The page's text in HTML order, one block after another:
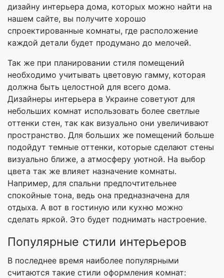
дизайну интерьера дома, которых можно найти на
нашем сайте, вы получите хорошо
спроектированные комнаты, где расположение
каждой детали будет продумано до мелочей.
Так же при планировании стиля помещений
необходимо учитывать цветовую гамму, которая
должна быть целостной для всего дома.
Дизайнеры интерьера в Украине советуют для
небольших комнат использовать более светлые
оттенки стен, так как визуально они увеличивают
пространство. Для больших же помещений больше
подойдут темные оттенки, которые сделают стены
визуально ближе, а атмосферу уютной. На выбор
цвета так же влияет назначение комнаты.
Например, для спальни предпочтительнее
спокойные тона, ведь она предназначена для
отдыха. А вот в гостиную или кухню можно
сделать яркой. Это будет поднимать настроение.
Популярные стили интерьеров
В последнее время наиболее популярными
считаются такие стили оформления комнат: